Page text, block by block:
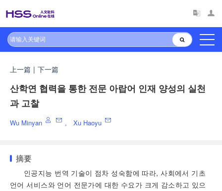
上一篇 | 下一篇
산학연 협력을 통한 전문 아랍어 인재 양성의 실천
과 고찰
Wu Minyan , Xu Haoyu
摘要
인공지능 번역 기술이 점차 성숙함에 따라, 사회에서 기초
언어 서비스와 언어 전문가에 대한 수요가 크게 감소하고 있으